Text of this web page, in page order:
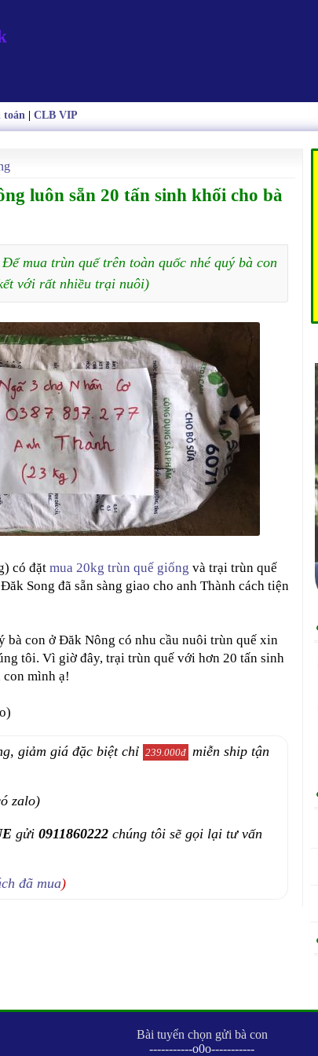
toán| CLB VIP
luôn sẵn 20 tấn sinh khối cho bà
Để mua trùn quế trên toàn quốc nhé quý bà con
với rất nhiều trại nuôi)
có đặt mua 20kg trùn quế giống và trại trùn quế
Song đã sẵn sàng giao cho anh Thành cách tiện
bà con ở Đăk Nông có nhu cầu nuôi trùn quế xin
tôi. Vì giờ đây, trại trùn quế với hơn 20 tấn sinh
con mình ạ!
giảm giá đặc biệt chỉ 239.000đ miễn ship tận
zalo)
gửi 0911860222 chúng tôi sẽ gọi lại tư vấn
đã mua)
Bài tuyển chọn gửi bà con
-----------o0o-----------